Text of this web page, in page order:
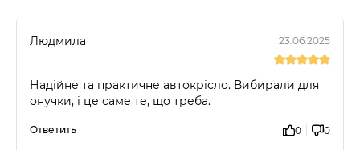
Людмила 23.06.2025
Надійне та практичне автокрісло. Вибирали для
онучки, і це саме те, що треба.
Ответить 0 0